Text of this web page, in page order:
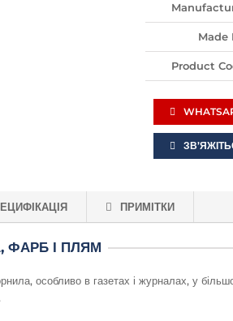
Made
Product
ПРИМІТКИ
ФАРБ І ПЛЯМ
особливо в газетах і журналах, у